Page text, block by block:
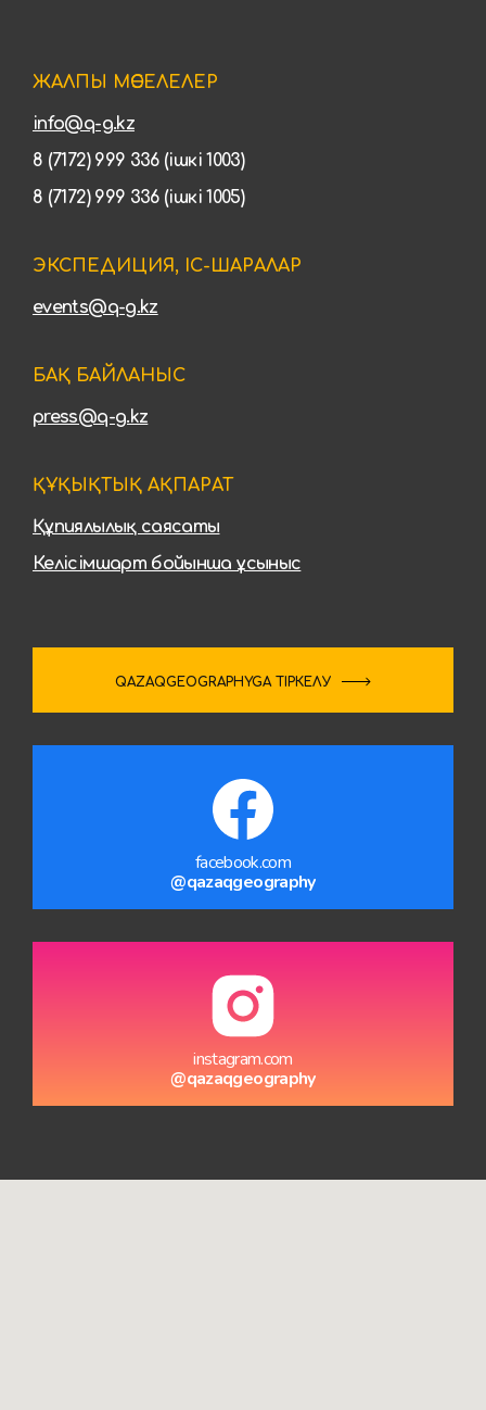
ЖАЛПЫ МӘСЕЛЕЛЕР
info@q-g.kz
8 (7172) 999 336 (ішкі 1003)
8 (7172) 999 336 (ішкі 1005)
ЭКСПЕДИЦИЯ, ІС-ШАРАЛАР
events@q-g.kz
БАҚ БАЙЛАНЫС
press@q-g.kz
ҚҰҚЫҚТЫҚ АҚПАРАТ
Құпиялылық саясаты
Келісімшарт бойынша ұсыныс
QAZAQGEOGRAPHYGA ТІРКЕЛУ
facebook.com
@qazaqgeography
instagram.com
@qazaqgeography